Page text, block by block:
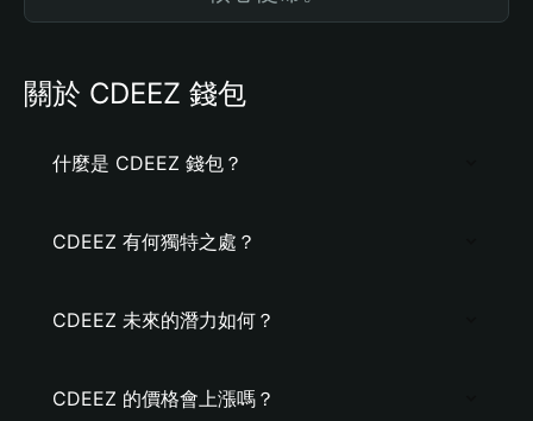
關於 CDEEZ 錢包
什麼是 CDEEZ 錢包？
CDEEZ 有何獨特之處？
CDEEZ 未來的潛力如何？
CDEEZ 的價格會上漲嗎？